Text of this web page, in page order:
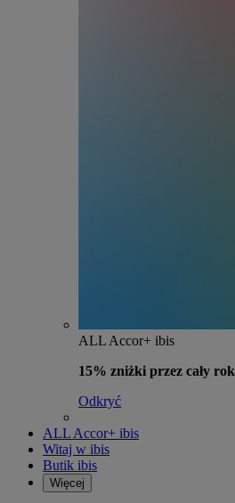
ALL Accor+ ibis
15% zniżki przez cały rok
Odkryć
ALL Accor+ ibis
Witaj w ibis
Butik ibis
Więcej